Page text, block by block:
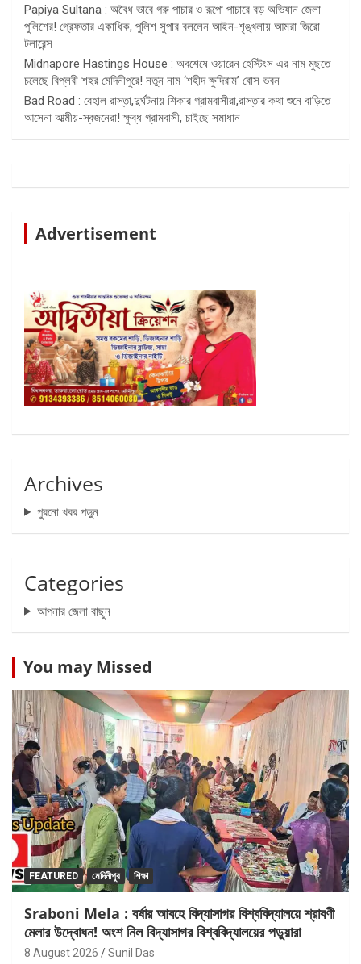
Papiya Sultana : অবৈধ ভাবে গরু পাচার ও রূপো পাচারে বড় অভিযান জেলা
পুলিশের! গ্রেফতার একাধিক, পুলিশ সুপার বললেন আইন-শৃঙ্খলায় আমরা জিরো
টলারেন্স
Midnapore Hastings House : অবশেষে ওয়ারেন হেস্টিংস এর নাম মুছতে
চলেছে বিপ্লবী শহর মেদিনীপুরে! নতুন নাম ‘শহীদ ক্ষুদিরাম’ বোস ভবন
Bad Road : বেহাল রাস্তা,দুর্ঘটনায় শিকার গ্রামবাসীরা,রাস্তার কথা শুনে বাড়িতে
আসেনা আত্মীয়-স্বজনেরা! ক্ষুব্ধ গ্রামবাসী, চাইছে সমাধান
Advertisement
Archives
পুরনো খবর পড়ুন
Categories
আপনার জেলা বাছুন
You may Missed
FEATURED মেদিনীপুর শিক্ষা
Sraboni Mela : বর্ষার আবহে বিদ্যাসাগর বিশ্ববিদ্যালয়ে শ্রাবণী
মেলার উদ্বোধন! অংশ নিল বিদ্যাসাগর বিশ্ববিদ্যালয়ের পড়ুয়ারা
8 August 2026 Sunil Das